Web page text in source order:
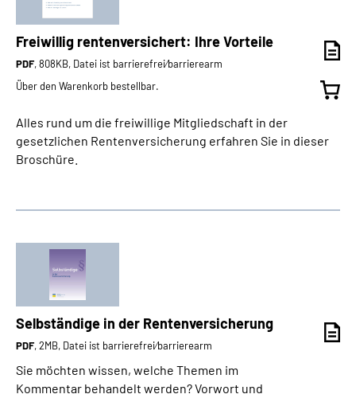
Freiwillig rentenversichert: Ihre Vorteile
PDF, 808KB, Datei ist barrierefrei⁄barrierearm
Über den Warenkorb bestellbar.
Alles rund um die freiwillige Mitgliedschaft in der
gesetzlichen Rentenversicherung erfahren Sie in dieser
Broschüre.
Selbständige in der Rentenversicherung
PDF, 2MB, Datei ist barrierefrei⁄barrierearm
Sie möchten wissen, welche Themen im
Kommentar behandelt werden? Vorwort und